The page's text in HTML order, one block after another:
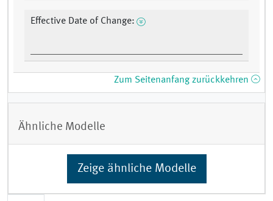
Effective Date of Change:
Zum Seitenanfang zurückkehren
Ähnliche Modelle
Zeige ähnliche Modelle